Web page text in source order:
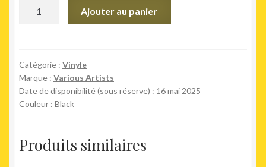
Experience
(2LP)
Ajouter au panier
Catégorie : Vinyle
Marque : Various Artists
Date de disponibilité (sous réserve) : 16 mai 2025
Couleur : Black
Produits similaires